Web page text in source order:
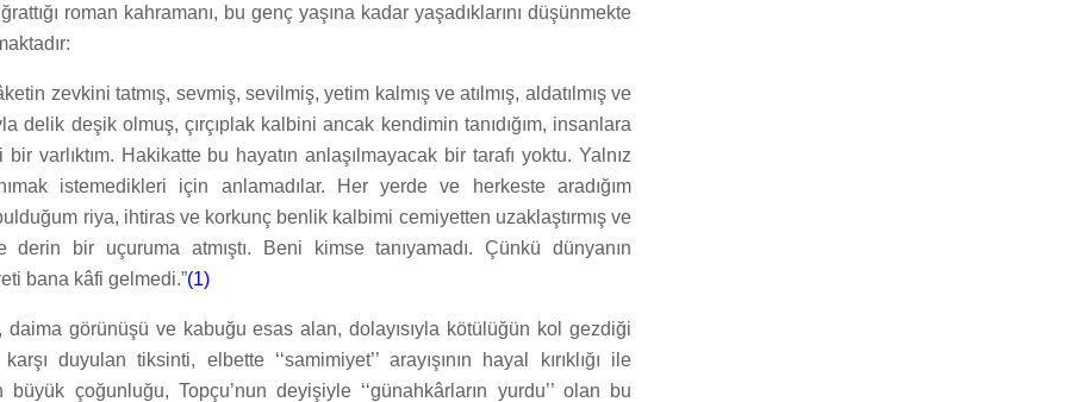
roman kahramanı, bu genç yaşına kadar yaşadıklarını düşünmekte
zevkini tatmış, sevmiş, sevilmiş, yetim kalmış ve atılmış, aldatılmış ve
delik deşik olmuş, çırçıplak kalbini ancak kendimin tanıdığım, insanlara
varlıktım. Hakikatte bu hayatın anlaşılmayacak bir tarafı yoktu. Yalnız
istemedikleri için anlamadılar. Her yerde ve herkeste aradığım
riya, ihtiras ve korkunç benlik kalbimi cemiyetten uzaklaştırmış ve
derin bir uçuruma atmıştı. Beni kimse tanıyamadı. Çünkü dünyanın
bana kâfi gelmedi.”(1)
daima görünüşü ve kabuğu esas alan, dolayısıyla kötülüğün kol gezdiği
duyulan tiksinti, elbette ‘‘samimiyet’’ arayışının hayal kırıklığı ile
büyük çoğunluğu, Topçu’nun deyişiyle ‘‘günahkârların yurdu’’ olan bu